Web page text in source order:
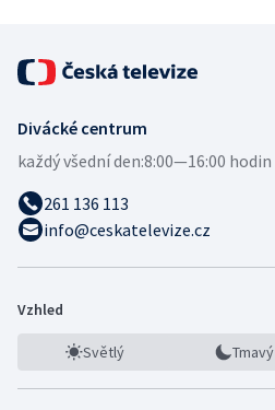
Divácké centrum
každý všední den:8:00—16:00 hodin
261 136 113
info@ceskatelevize.cz
Vzhled
Světlý Tmavý